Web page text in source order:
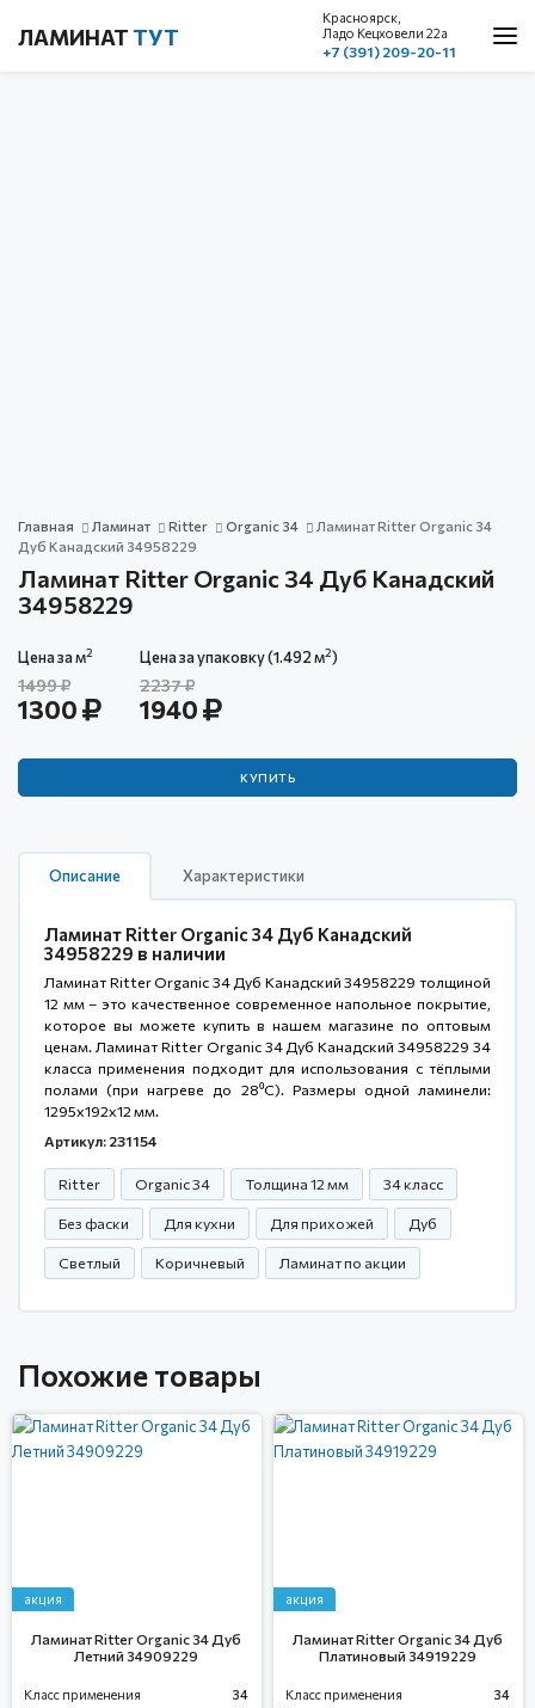
ЛАМИНАТ ТУТ
Красноярск,
Ладо Кецховели 22a
+7 (391) 209-20-11
Главная
Ламинат Ritter Organic 34
Ламинат Ritter Organic 34
Дуб Канадский 34958229
Ламинат Ritter Organic 34 Дуб Канадский
34958229
Цена за м2
1499
1300
Цена за упаковку (1.492 м2)
2237
1940
КУПИТЬ
Описание Характеристики
Ламинат Ritter Organic 34 Дуб Канадский
34958229 в наличии
Ламинат Ritter Organic 34 Дуб Канадский 34958229 толщиной
12 мм – это качественное современное напольное покрытие,
которое вы можете купить в нашем магазине по оптовым
ценам. Ламинат Ritter Organic 34 Дуб Канадский 34958229 34
класса применения подходит для использования с тёплыми
полами (при нагреве до 28⁰С). Размеры одной ламинели:
1295x192x12 мм.
Артикул: 231154
Ritter Organic 34 Толщина 12 мм 34 класс
Без фаски Для кухни Для прихожей Дуб
Светлый Коричневый Ламинат по акции
Похожие товары
акция
Ламинат Ritter Organic 34 Дуб
Летний 34909229
Класс применения
34
акция
Ламинат Ritter Organic 34 Дуб
Платиновый 34919229
Класс применения
34